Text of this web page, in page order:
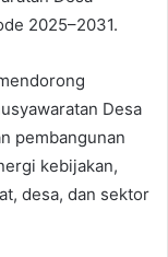
2025–2031.
Desa
pembangunan
kebijakan,
desa, dan sektor